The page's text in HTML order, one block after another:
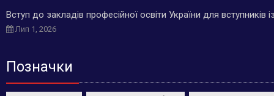
Вступ до закладів професійної освіти України для
Лип 1, 2026
Позначки